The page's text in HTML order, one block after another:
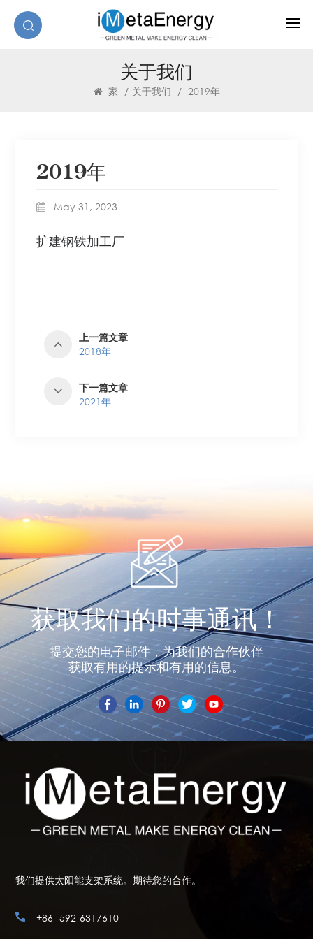
关于我们
家 / 关于我们 / 2019年
2019年
May 31, 2023
扩建钢铁加工厂
上一篇文章
2018年
下一篇文章
2021年
获取我们的时事通讯！
提交您的电子邮件，为我们的合作伙伴
获取有用的提示和有用的信息。
我们提供太阳能支架系统。期待您的合作。
+86 -592-6317610